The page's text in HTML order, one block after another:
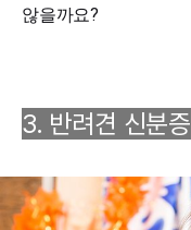
않을까요?
3. 반려견 신분증